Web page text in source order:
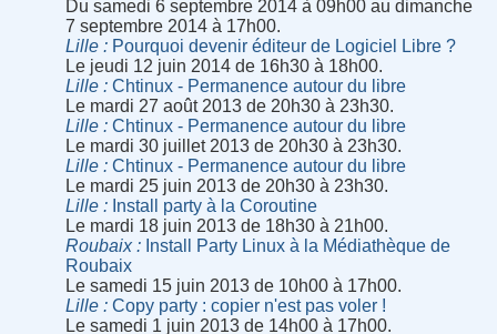
Du samedi 6 septembre 2014 à 09h00 au dimanche
7 septembre 2014 à 17h00.
Lille
Pourquoi devenir éditeur de Logiciel Libre ?
Le jeudi 12 juin 2014 de 16h30 à 18h00.
Lille
Chtinux - Permanence autour du libre
Le mardi 27 août 2013 de 20h30 à 23h30.
Lille
Chtinux - Permanence autour du libre
Le mardi 30 juillet 2013 de 20h30 à 23h30.
Lille
Chtinux - Permanence autour du libre
Le mardi 25 juin 2013 de 20h30 à 23h30.
Lille
Install party à la Coroutine
Le mardi 18 juin 2013 de 18h30 à 21h00.
Roubaix
Install Party Linux à la Médiathèque de
Roubaix
Le samedi 15 juin 2013 de 10h00 à 17h00.
Lille
Copy party : copier n'est pas voler !
Le samedi 1 juin 2013 de 14h00 à 17h00.